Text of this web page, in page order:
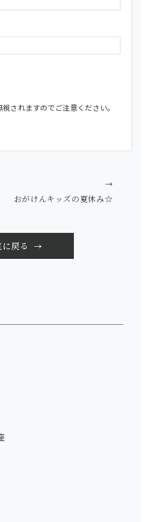
されますのでご注意ください。
戻る
おがけんキッズの夏休み☆
→